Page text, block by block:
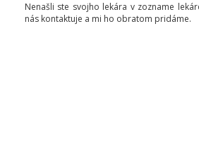
Nenašli ste svojho lekára v zozname
nás kontaktuje a mi ho obratom pridáme.